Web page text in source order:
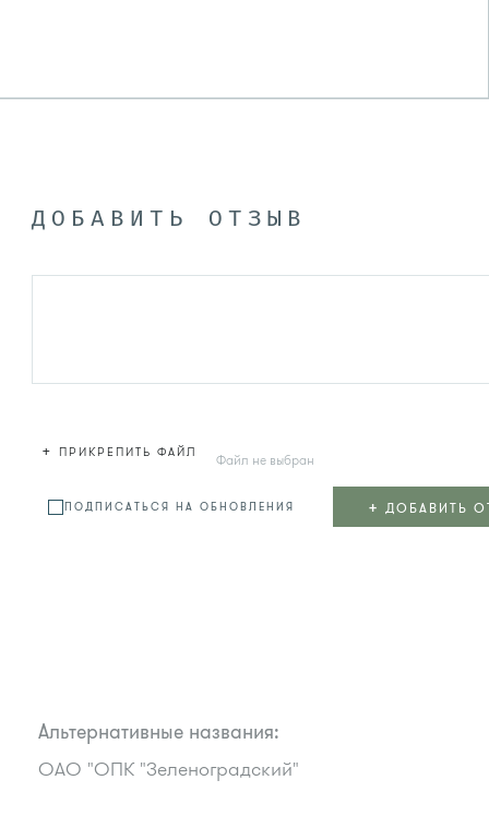
ДОБАВИТЬ ОТЗЫВ
+ ПРИКРЕПИТЬ ФАЙЛ Файл не выбран
ПОДПИСАТЬСЯ НА ОБНОВЛЕНИЯ + ДОБАВИТЬ
Альтернативные названия:
ОАО "ОПК "Зеленоградский"